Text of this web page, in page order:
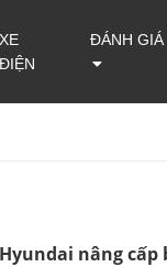
XE
ĐIỆN
ĐÁNH GIÁ
nâng